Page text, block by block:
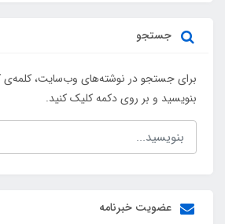
جستجو
برای جستجو در نوشته‌های وب‌سایت، کلمه‌ی
بنویسید و بر روی دکمه کلیک کنید.
عضویت خبرنامه